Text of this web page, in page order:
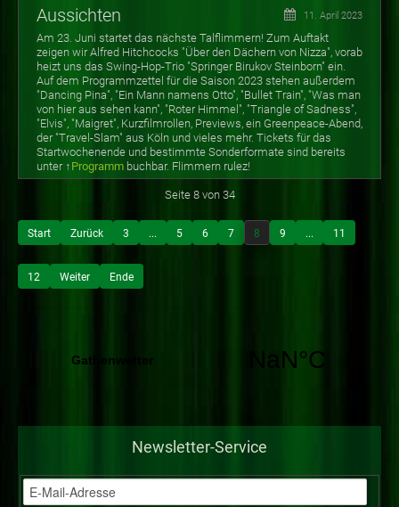
Aussichten 11. April 2023
Am 23. Juni startet das nächste Talflimmern! Zum Auftakt
zeigen wir Alfred Hitchcocks "Über den Dächern von Nizza", vorab
heizt uns das Swing-Hop-Trio "Springer Birukov Steinborn" ein.
Auf dem Programmzettel für die Saison 2023 stehen außerdem
"Dancing Pina", "Ein Mann namens Otto", "Bullet Train", "Was man
von hier aus sehen kann", "Roter Himmel", "Triangle of Sadness",
"Elvis", "Maigret", Kurzfilmrollen, Previews, ein Greenpeace-Abend,
der "Travel-Slam" aus Köln und vieles mehr. Tickets für das
Startwochenende und bestimmte Sonderformate sind bereits
unter ↑ Programm buchbar. Flimmern rulez!
Seite 8 von 34
Start Zurück 3 ... 5 6 7 8 9 ... 11
12 Weiter Ende
Newsletter-Service